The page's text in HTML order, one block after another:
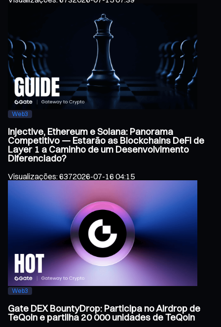
Web3
Injective, Ethereum e Solana: Panorama
Competitivo — Estarão as Blockchains DeFi de
Layer 1 a Caminho de um Desenvolvimento
Diferenciado?
Visualizações:6372026-07-16 04:15
Web3
Gate DEX BountyDrop: Participa no Airdrop de
TeQoin e partilha 20 000 unidades de TeQoin